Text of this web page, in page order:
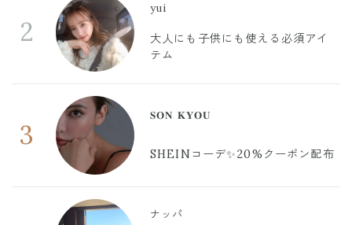
2
yui
大人にも子供にも使える必須アイ
テム
3
𝐒𝐎𝐍 𝐊𝐘𝐎𝐔
SHEINコーデ✨20%クーポン配布
ナッパ